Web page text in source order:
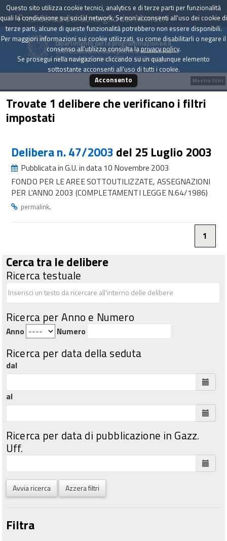
Presidenza del Consiglio dei Ministri
Dipartimento per la programmazione e il
coordinamento della politica economica
Archivio delle Delibere CIPE dal 1967 a oggi
Trovate 1 delibere che verificano i filtri
impostati
Delibera n. 47/2003 del 25 Luglio 2003
Pubblicata in G.U. in data 10 Novembre 2003
FONDO PER LE AREE SOTTOUTILIZZATE, ASSEGNAZIONI
PER L'ANNO 2003 (COMPLETAMENTI LEGGE N.64/1986)
permalink.
1
Cerca tra le delibere
Ricerca testuale
Ricerca per Anno e Numero
Anno Numero
Ricerca per data della seduta
dal
al
Ricerca per data di pubblicazione in Gazz.
Uff.
Avvia ricerca Azzera filtri
Filtra
Mostra filtri
Questo sito utilizza cookie tecnici, analytics e di terze parti per funzionalità
quali la condivisione sui social network. Se non acconsenti all'uso dei cookie di
terze parti, alcune di queste funzionalità potrebbero non essere disponibili.
Per maggiori informazioni sui cookie utilizzati, su come disabilitarli o negare il
consenso all'utilizzo consulta laprivacy policy.
Se prosegui nella navigazione cliccando su un qualunque elemento
sottostante acconsenti all'uso di tutti i cookie.
Acconsento